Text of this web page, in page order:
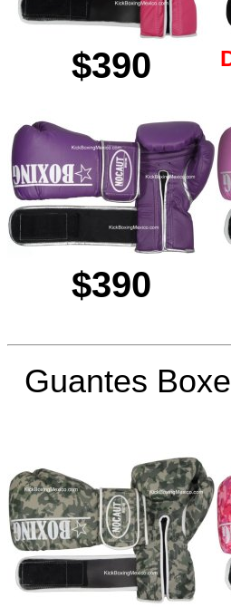
$390
$390
Guantes